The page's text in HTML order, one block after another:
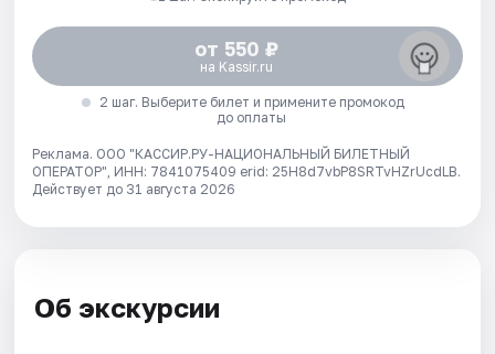
от 550 ₽
на Kassir.ru
2 шаг. Выберите билет и примените промокод
до оплаты
Реклама. ООО "КАССИР.РУ-НАЦИОНАЛЬНЫЙ БИЛЕТНЫЙ
ОПЕРАТОР", ИНН: 7841075409 erid: 25H8d7vbP8SRTvHZrUcdLB.
Действует до 31 августа 2026
Об экскурсии